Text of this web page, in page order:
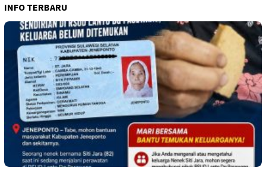
INFO TERBARU